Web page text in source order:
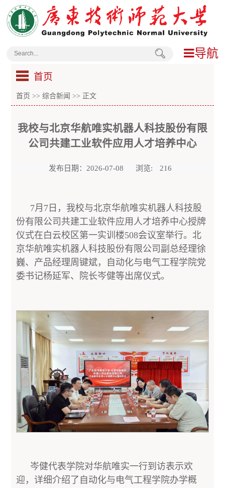
导航
首页
首页 >>综合新闻 >> 正文
我校与北京华航唯实机器人科技股份有限
公司共建工业软件应用人才培养中心
发布日期：2026-07-08 浏览: 216
7月7日，我校与北京华航唯实机器人科技股
份有限公司共建工业软件应用人才培养中心授牌
仪式在白云校区第一实训楼508会议室举行。北
京华航唯实机器人科技股份有限公司副总经理徐
巍、产品经理周键斌，自动化与电气工程学院党
委书记杨延军、院长岑健等出席仪式。
岑健代表学院对华航唯实一行到访表示欢
迎，详细介绍了自动化与电气工程学院办学概